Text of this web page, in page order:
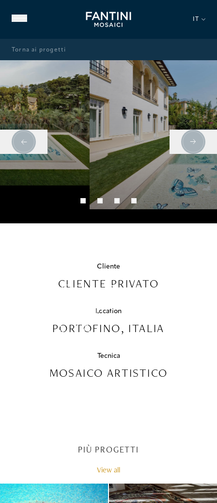
CHI SIAMO
PATRIMONIO STORICO
NOSTRA ESPERIENZA
VIDEO GALLERY
PROGETTI
CONTATTI
Torna ai progetti
PRIVATA,
PORTOFINO
PORTOFINO,
ITALIA
Cliente
CLIENTE PRIVATO
Location
PORTOFINO, ITALIA
Tecnica
MOSAICO ARTISTICO
PIÙ PROGETTI
View all